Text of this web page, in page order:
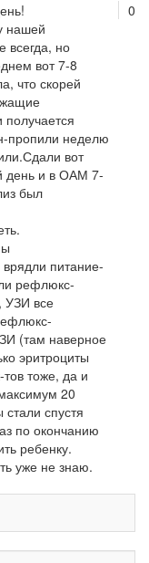
0
нашей
всегда, но
вот 7-8
что скорей
получается
пропили неделю
вот
день и в ОАМ 7-
был
врядли питание-
рефлюкс-
УЗИ все
(там наверное
эритроциты
тов тоже, да и
20
спустя
по окончанию
ребенку.
уже не знаю.